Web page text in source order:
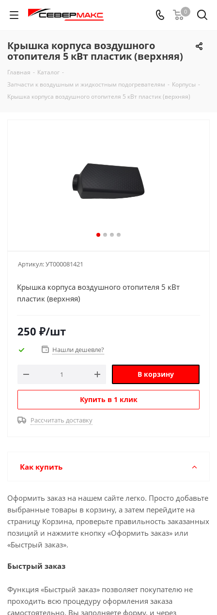
0
Крышка корпуса воздушного
отопителя 5 кВт пластик (верхняя)
Главная - Каталог -
Запчасти к воздушным и жидкостным подогревателям - Корпусы -
Крышка корпуса воздушного отопителя 5 кВт пластик (верхняя)
Артикул:УТ000081421
Крышка корпуса воздушного отопителя 5 кВт
пластик (верхняя)
250 ₽/шт
Нашли дешевле?
В корзину
Купить в 1 клик
Рассчитать доставку
Как купить
Оформить заказ на нашем сайте легко. Просто добавьте
выбранные товары в корзину, а затем перейдите на
страницу Корзина, проверьте правильность заказанных
позиций и нажмите кнопку «Оформить заказ» или
«Быстрый заказ».
Быстрый заказ
Функция «Быстрый заказ» позволяет покупателю не
проходить всю процедуру оформления заказа
самостоятельно. Вы заполняете форму, и через